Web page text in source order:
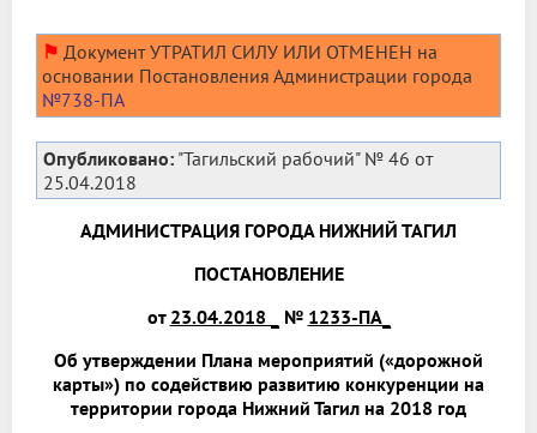
⚑ Документ УТРАТИЛ СИЛУ ИЛИ ОТМЕНЕН на
основании Постановления Администрации города
№738-ПА
Опубликовано: "Тагильский рабочий" № 46 от
25.04.2018
АДМИНИСТРАЦИЯ ГОРОДА НИЖНИЙ ТАГИЛ
ПОСТАНОВЛЕНИЕ
от 23.04.2018 _ № 1233-ПА_
Об утверждении Плана мероприятий («дорожной
карты») по содействию развитию конкуренции на
территории города Нижний Тагил на 2018 год